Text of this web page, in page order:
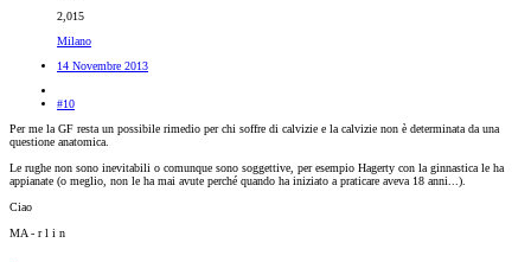
2,015
Milano
14 Novembre 2013
#10
Per me la GF resta un possibile rimedio per chi soffre di calvizie e la calvizie non è determinata da una
questione anatomica.
Le rughe non sono inevitabili o comunque sono soggettive, per esempio Hagerty con la ginnastica le ha
appianate (o meglio, non le ha mai avute perché quando ha iniziato a praticare aveva 18 anni...).
Ciao
MA - r l i n